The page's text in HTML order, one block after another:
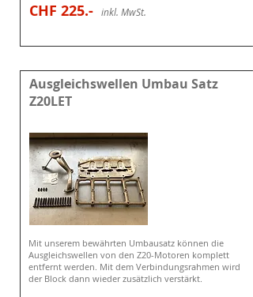
CHF 225.- inkl. MwSt.
Ausgleichswellen Umbau Satz
Z20LET
Mit unserem bewährten Umbausatz können die
Ausgleichswellen von den Z20-Motoren komplett
entfernt werden. Mit dem Verbindungsrahmen wird
der Block dann wieder zusätzlich verstärkt.